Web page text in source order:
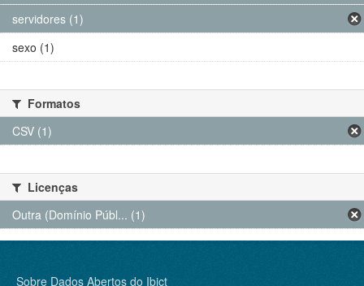
servidores (1)
sexo (1)
Formatos
CSV (1)
Licenças
Outra (Domínio Públ... (1)
Sobre Dados Abertos do Ibict